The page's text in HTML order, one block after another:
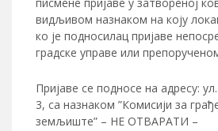
видљивом назнаком на коју
ко је подносилац пријаве
градске управе или
Пријаве се подносе на адресу:
3, са назнаком ”Комисији за
земљиште” – НЕ ОТВАРАТИ –